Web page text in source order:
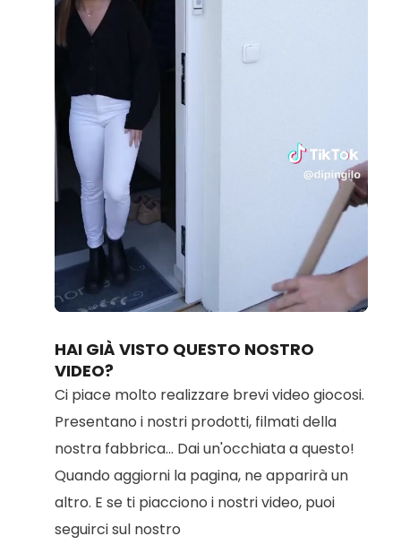
Unmute Loaded
100.00%
HAI GIÀ VISTO QUESTO NOSTRO
VIDEO?
Ci piace molto realizzare brevi video giocosi.
Presentano i nostri prodotti, filmati della
nostra fabbrica... Dai un'occhiata a questo!
Quando aggiorni la pagina, ne apparirà un
altro. E se ti piacciono i nostri video, puoi
seguirci sul nostro